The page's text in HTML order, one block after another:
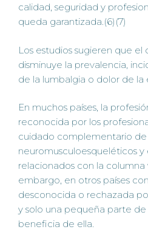
calidad, seguridad y
queda garantizada.(6)(7)
Los estudios sugieren que
disminuye la prevalencia,
de la lumbalgia o dolor de la
En muchos países, la
reconocida por los
cuidado complementario de
neuromusculoesqueléticos y
relacionados con la columna
embargo, en otros países
desconocida o rechazada
y solo una pequeña parte
beneficia de ella.